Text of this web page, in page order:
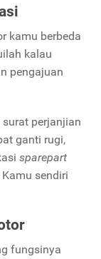
kamu berbeda
kalau
pengajuan
perjanjian
ganti rugi,
sparepart
sendiri
fungsinya